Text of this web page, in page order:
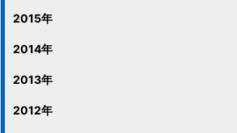
2015年
2014年
2013年
2012年